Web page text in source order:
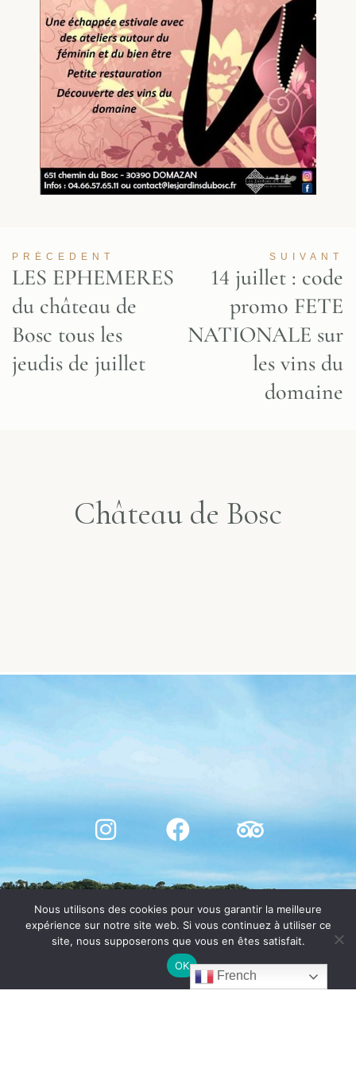
PRÉCEDENT
LES EPHEMERES
du château de
Bosc tous les
jeudis de juillet
SUIVANT
14 juillet : code
promo FETE
NATIONALE sur
les vins du
domaine
Château de Bosc
French
Nous utilisons des cookies pour vous garantir la meilleure
expérience sur notre site web. Si vous continuez à utiliser ce
site, nous supposerons que vous en êtes satisfait.
OK